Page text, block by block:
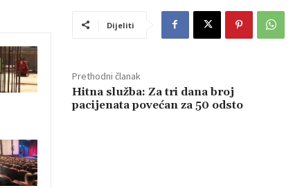
Dijeliti
Prethodni članak
Hitna služba: Za tri dana broj
pacijenata povećan za 50 odsto